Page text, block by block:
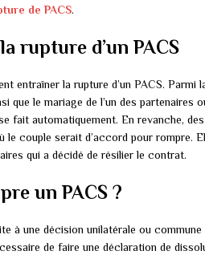
de PACS.
rupture d’un PACS
entraîner la rupture d’un PACS. Parmi
que le mariage de l’un des partenaires
fait automatiquement. En revanche,
le couple serait d’accord pour rompre.
qui a décidé de résilier le contrat.
un PACS ?
à une décision unilatérale ou
de faire une déclaration de